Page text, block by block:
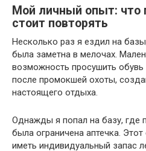
Мой личный опыт: что
стоит повторять
Несколько раз я ездил на
была заметна в мелочах.
возможность просушить обувь
после промокшей охоты,
настоящего отдыха.
Однажды я попал на базу, где
была ограничена аптечка.
иметь индивидуальный запас